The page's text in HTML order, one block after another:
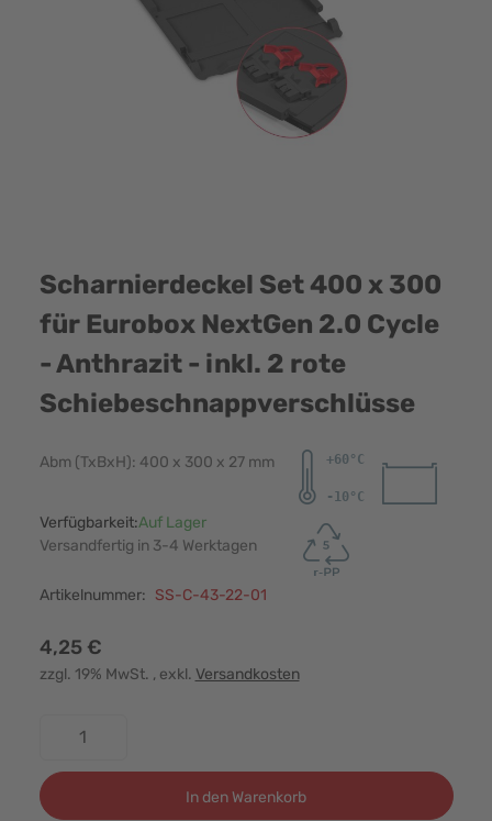
Scharnierdeckel Set 400 x 300
für Eurobox NextGen 2.0 Cycle
- Anthrazit - inkl. 2 rote
Schiebeschnappverschlüsse
Abm (TxBxH): 400 x 300 x 27 mm
Verfügbarkeit:Auf Lager
Versandfertig in 3-4 Werktagen
Artikelnummer: SS-C-43-22-01
4,25 €
zzgl. 19% MwSt. , exkl. Versandkosten
In den Warenkorb